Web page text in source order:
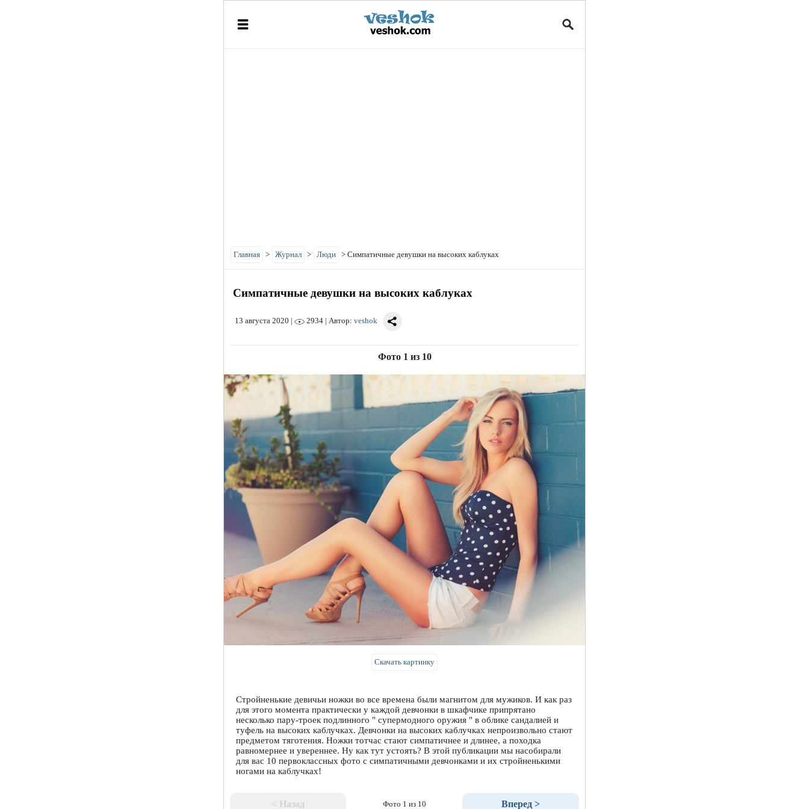
Главная > Журнал > Люди > Симпатичные девушки на высоких каблуках
Симпатичные девушки на высоких каблуках
13 августа 2020 | 2934 | Автор: veshok
Фото 1 из 10
Скачать картинку
Стройненькие девичьи ножки во все времена были магнитом для мужиков. И как раз
для этого момента практически у каждой девчонки в шкафчике припрятано
несколько пару-троек подлинного " супермодного оружия " в облике сандалией и
туфель на высоких каблучках. Девчонки на высоких каблучках непроизвольно стают
предметом тяготения. Ножки тотчас стают симпатичнее и длинее, а походка
равномернее и увереннее. Ну как тут устоять? В этой публикации мы насобирали
для вас 10 первоклассных фото с симпатичными девчонками и их стройненькими
ногами на каблучках!
< Назад Фото 1 из 10 Вперед >